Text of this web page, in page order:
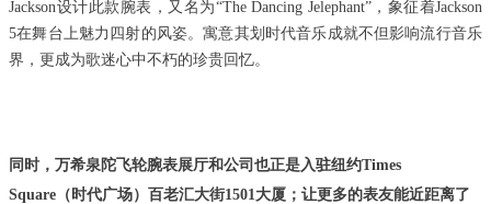
Jackson设计此款腕表，又名为“The Dancing Jelephant”，象征着Jackson
5在舞台上魅力四射的风姿。寓意其划时代音乐成就不但影响流行音乐
界，更成为歌迷心中不朽的珍贵回忆。
同时，万希泉陀飞轮腕表展厅和公司也正是入驻纽约Times
Square（时代广场）百老汇大街1501大厦；让更多的表友能近距离了